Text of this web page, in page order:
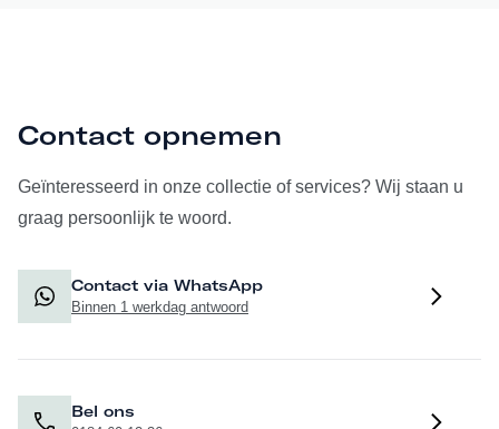
Contact opnemen
Geïnteresseerd in onze collectie of services? Wij staan u
graag persoonlijk te woord.
Contact via WhatsApp
Binnen 1 werkdag antwoord
Bel ons